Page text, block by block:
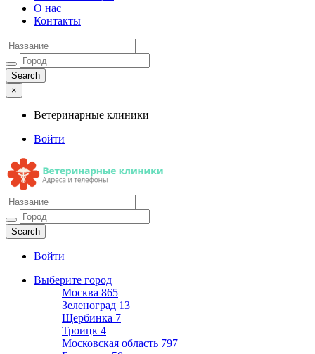
О нас
Контакты
×
Ветеринарные клиники
Войти
Ветеринарные клиники
Адреса и телефоны
Войти
Выберите город
Москва 865
Зеленоград 13
Щербинка 7
Троицк 4
Московская область 797